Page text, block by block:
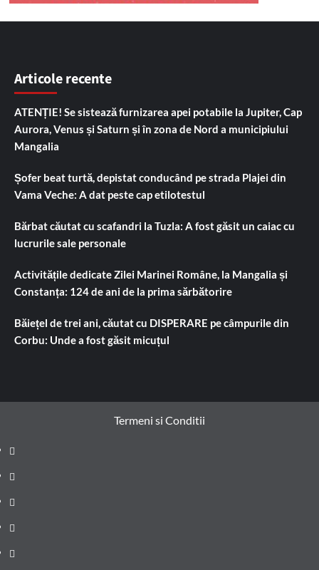
Articole recente
ATENȚIE! Se sistează furnizarea apei potabile la Jupiter, Cap
Aurora, Venus și Saturn și în zona de Nord a municipiului
Mangalia
Șofer beat turtă, depistat conducând pe strada Plajei din
Vama Veche: A dat peste cap etilotestul
Bărbat căutat cu scafandri la Tuzla: A fost găsit un caiac cu
lucrurile sale personale
Activitățile dedicate Zilei Marinei Române, la Mangalia și
Constanța: 124 de ani de la prima sărbătorire
Băiețel de trei ani, căutat cu DISPERARE pe câmpurile din
Corbu: Unde a fost găsit micuțul
Termeni si Conditii
Prima
pagină
Știri
de
ultima
Administrație
locală
Actualitate
Justiție